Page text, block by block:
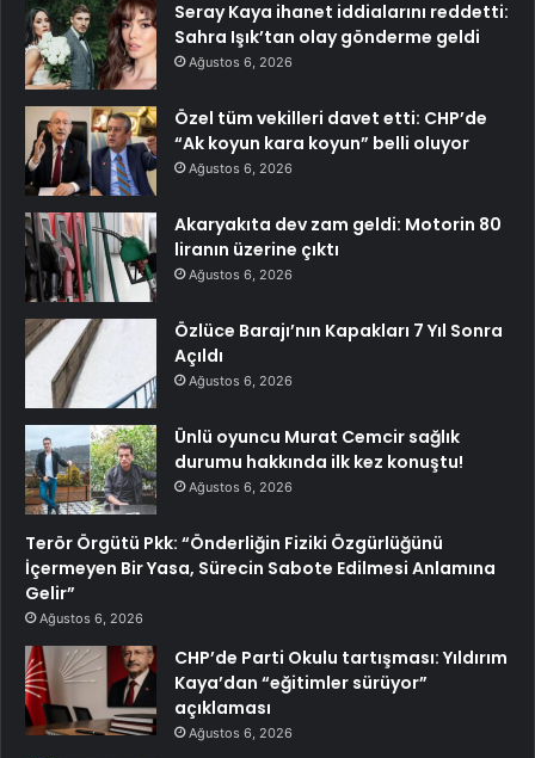
Seray Kaya ihanet iddialarını reddetti:
Sahra Işık’tan olay gönderme geldi
Ağustos 6, 2026
Özel tüm vekilleri davet etti: CHP’de
“Ak koyun kara koyun” belli oluyor
Ağustos 6, 2026
Akaryakıta dev zam geldi: Motorin 80
liranın üzerine çıktı
Ağustos 6, 2026
Özlüce Barajı’nın Kapakları 7 Yıl Sonra
Açıldı
Ağustos 6, 2026
Ünlü oyuncu Murat Cemcir sağlık
durumu hakkında ilk kez konuştu!
Ağustos 6, 2026
Terör Örgütü Pkk: “Önderliğin Fiziki Özgürlüğünü
İçermeyen Bir Yasa, Sürecin Sabote Edilmesi Anlamına
Gelir”
Ağustos 6, 2026
CHP’de Parti Okulu tartışması: Yıldırım
Kaya’dan “eğitimler sürüyor”
açıklaması
Ağustos 6, 2026